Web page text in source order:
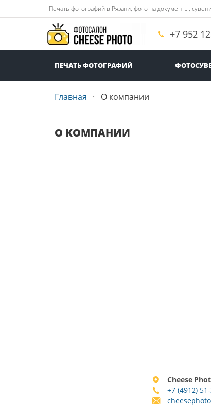
Печать фотографий в Рязани, фото на документы,
+7 952
ПЕЧАТЬ ФОТОГРАФИЙ
Главная О компании
О КОМПАНИИ
Cheese
+7 (4912)